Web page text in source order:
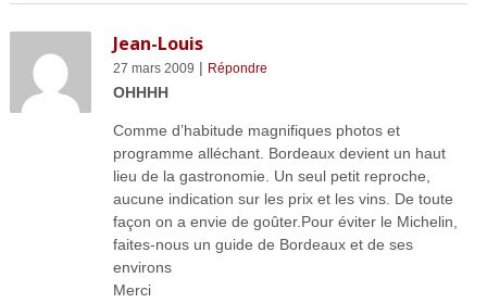
Jean-Louis
27 mars 2009 | Répondre
OHHHH
Comme d’habitude magnifiques photos et
programme alléchant. Bordeaux devient un haut
lieu de la gastronomie. Un seul petit reproche,
aucune indication sur les prix et les vins. De toute
façon on a envie de goûter.Pour éviter le Michelin,
faites-nous un guide de Bordeaux et de ses
environs
Merci